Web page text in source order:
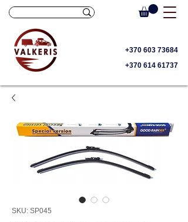
+370 603 73684
+370 614 61737
SKU: SP045